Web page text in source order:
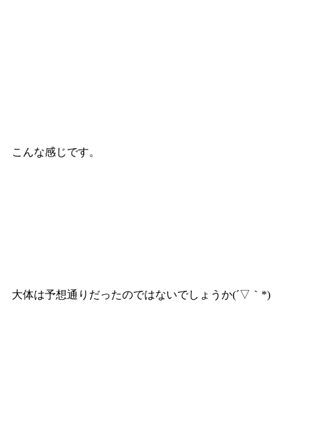
こんな感じです。
大体は予想通りだったのではないでしょうか(´▽｀*)